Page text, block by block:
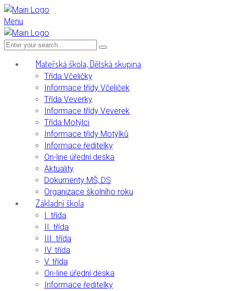
Menu
Mateřská škola, Dětská skupina
Třída Včeličky
Informace třídy Včeliček
Třída Veverky
Informace třídy Veverek
Třída Motýlci
Informace třídy Motýlků
Informace ředitelky
On-line úřední deska
Aktuality
Dokumenty MŠ, DS
Organizace školního roku
Základní škola
I. třída
II. třída
III. třída
IV. třída
V. třída
On-line úřední deska
Informace ředitelky